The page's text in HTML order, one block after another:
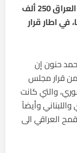
أفادت وزارة التجارة العراقية بتقديم العراق 250 ألف
اطار قرار
حنون إن
قرار مجلس
والتي كانت
وأيضاً
العراقي الى